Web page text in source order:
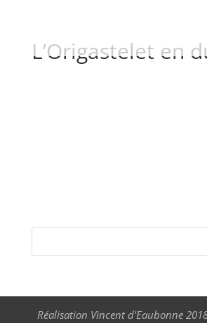
L’Origastelet en
Réalisation Vincent d'Eaubonne